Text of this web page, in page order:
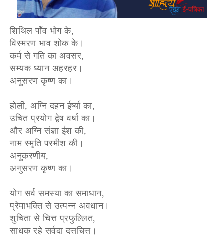
शिथिल पाँव भोग के,
विस्मरण भाव शोक के।
कर्म से गति का अवसर,
सम्यक ध्यान अहरहर।
अनुसरण कृष्ण का।
होली, अग्नि दहन ईर्ष्या का,
उचित प्रयोग द्वेष वर्षा का।
और अग्नि संज्ञा ईश की,
नाम स्मृति परमीश की।
अनुकरणीय,
अनुसरण कृष्ण का।
योग सर्व समस्या का समाधान,
प्रेमाभक्ति से उत्पन्न अवधान।
शुचिता से चित्त प्रफुल्लित,
साधक रहे सर्वदा दत्तचित्त।